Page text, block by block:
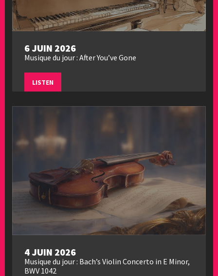
6 JUIN 2026
Musique du jour : After You’ve Gone
LISTEN
4 JUIN 2026
Musique du jour : Bach’s Violin Concerto in E Minor,
BWV 1042